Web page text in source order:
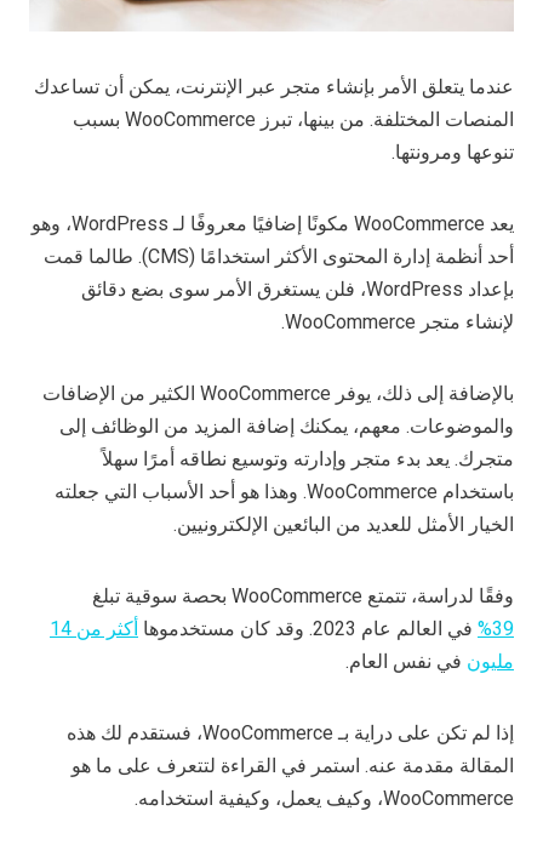
عندما يتعلق الأمر بإنشاء متجر عبر الإنترنت، يمكن أن تساعدك
المنصات المختلفة. من بينها، تبرز WooCommerce بسبب
تنوعها ومرونتها.
يعد WooCommerce مكونًا إضافيًا معروفًا لـ WordPress، وهو
أحد أنظمة إدارة المحتوى الأكثر استخدامًا (CMS). طالما قمت
بإعداد WordPress، فلن يستغرق الأمر سوى بضع دقائق
لإنشاء متجر WooCommerce.
بالإضافة إلى ذلك، يوفر WooCommerce الكثير من الإضافات
والموضوعات. معهم، يمكنك إضافة المزيد من الوظائف إلى
متجرك. يعد بدء متجر وإدارته وتوسيع نطاقه أمرًا سهلاً
باستخدام WooCommerce. وهذا هو أحد الأسباب التي جعلته
الخيار الأمثل للعديد من البائعين الإلكترونيين.
وفقًا لدراسة، تتمتع WooCommerce بحصة سوقية تبلغ
39%
في العالم عام 2023. وقد كان مستخدموها
أكثر من 14
مليون في نفس العام.
إذا لم تكن على دراية بـ WooCommerce، فستقدم لك هذه
المقالة مقدمة عنه. استمر في القراءة لتتعرف على ما هو
WooCommerce، وكيف يعمل، وكيفية استخدامه.